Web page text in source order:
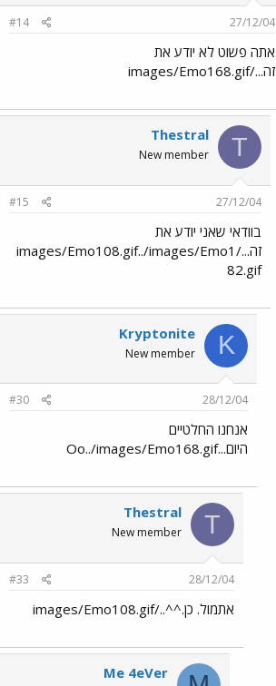
27/12/04
#14
אתה פשוט לא יודע את
זה.../images/Emo168.gif
T
Thestral
New member
27/12/04
#15
בוודאי שאני יודע את
זה.../images/Emo108.gif../images/Emo1
82.gif
K
Kryptonite
New member
28/12/04
#30
אנחנו החלטיים
היום...Oo../images/Emo168.gif
T
Thestral
New member
28/12/04
#33
אתמול. כן.^^../images/Emo108.gif
Me 4eVer